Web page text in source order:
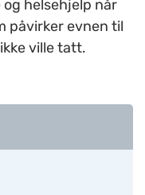
helsehjelp når
påvirker evnen til
ville tatt.